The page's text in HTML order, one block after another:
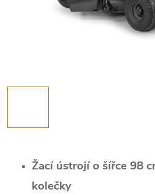
Žací ústrojí o šířce 98
kolečky